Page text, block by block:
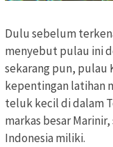
Dulu sebelum
menyebut pulau ini
sekarang pun, pulau
kepentingan latihan
teluk kecil di dalam
markas besar
Indonesia miliki.